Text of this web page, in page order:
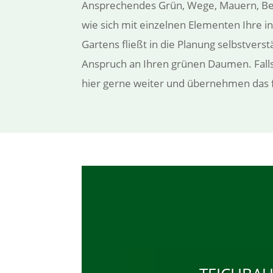
Ansprechendes Grün, Wege, Mauern,
wie sich mit einzelnen Elementen Ihre
Gartens fließt in die Planung
Anspruch an Ihren grünen Daumen.
hier gerne weiter und übernehmen das